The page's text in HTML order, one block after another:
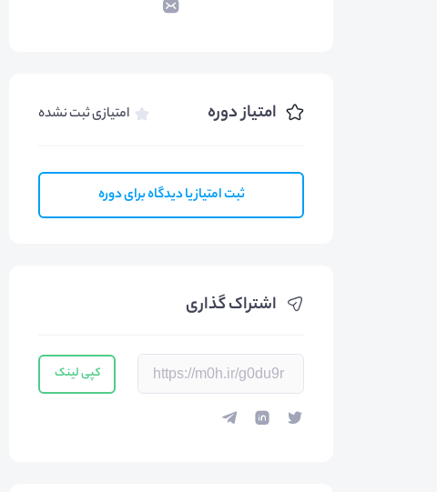
امتیاز دوره امتیازی ثبت نشده
ثبت امتیاز یا دیدگاه برای دوره
اشتراک گذاری
کپی لینک